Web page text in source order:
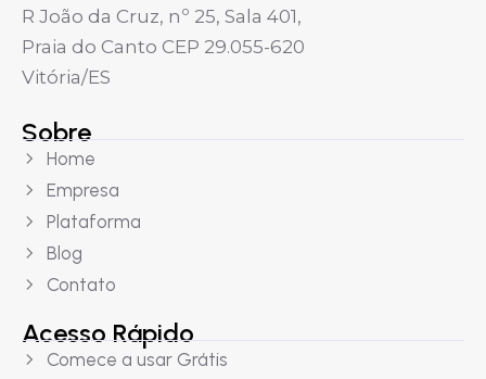
R João da Cruz, nº 25, Sala 401,
Praia do Canto CEP 29.055-620
Vitória/ES
Sobre
Home
Empresa
Plataforma
Blog
Contato
Acesso Rápido
Comece a usar Grátis